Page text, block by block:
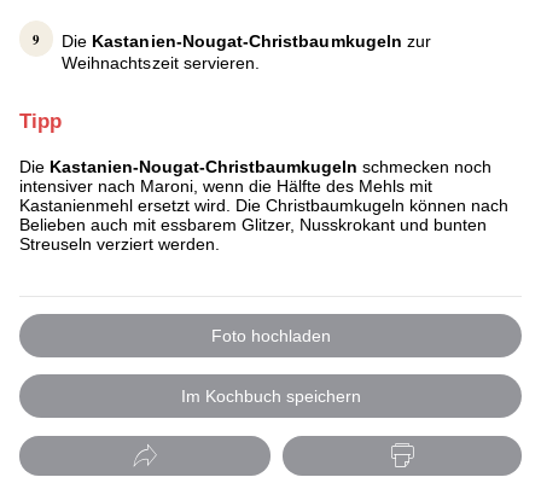
Die Kastanien-Nougat-Christbaumkugeln zur
Weihnachtszeit servieren.
Tipp
Die Kastanien-Nougat-Christbaumkugeln schmecken noch
intensiver nach Maroni, wenn die Hälfte des Mehls mit
Kastanienmehl ersetzt wird. Die Christbaumkugeln können nach
Belieben auch mit essbarem Glitzer, Nusskrokant und bunten
Streuseln verziert werden.
Foto hochladen
Im Kochbuch speichern